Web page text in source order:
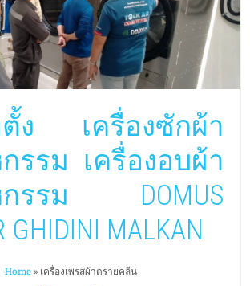
ตั้ง เครื่องซักผ้า
รรม เครื่องอบผ้า
กรรม DOMUS
GHIDINI MALKAN
Home» เครื่องเพรสผ้าดรายคลีน